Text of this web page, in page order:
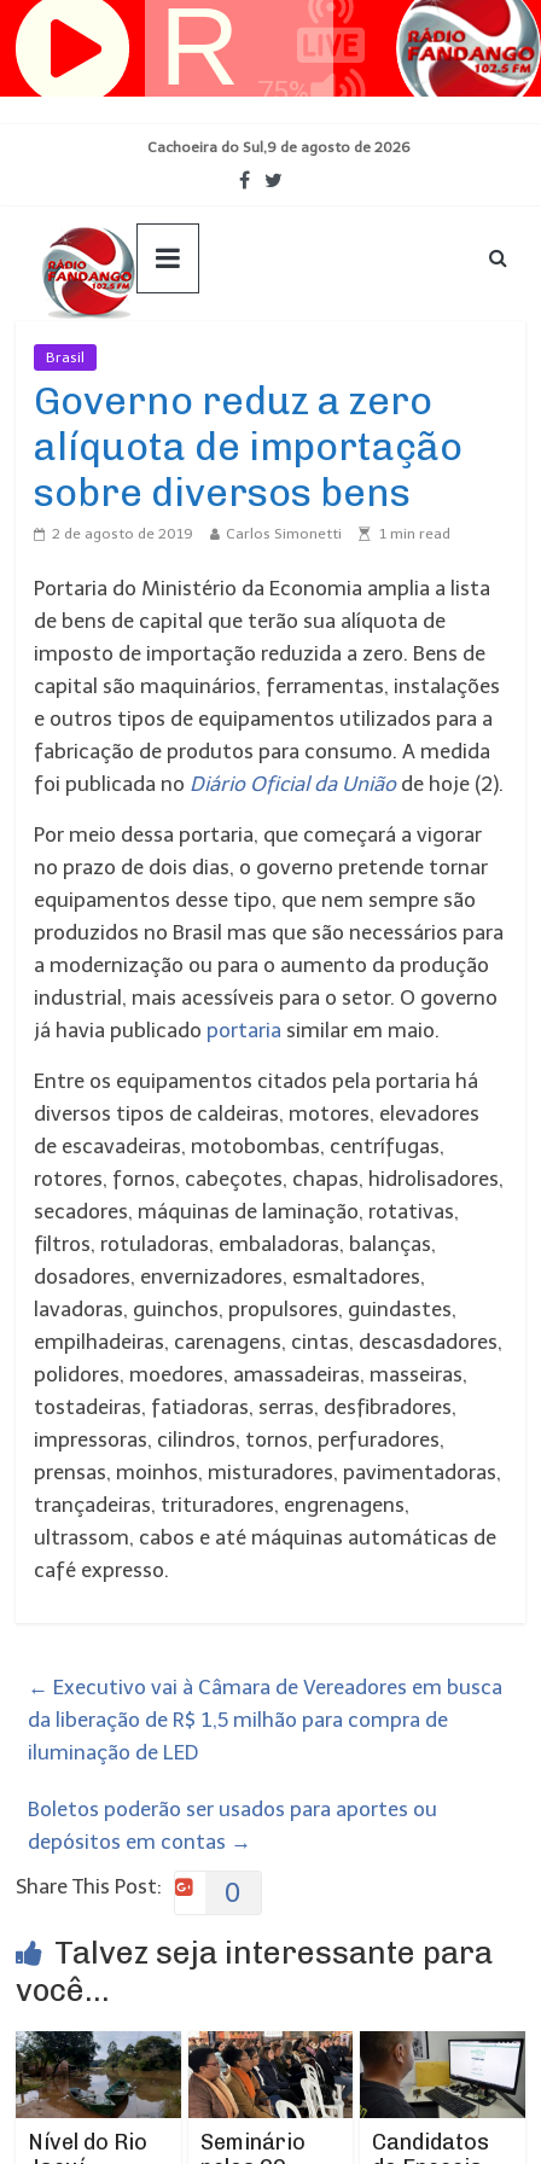
Pular
para
Cachoeira do Sul,9 de agosto de 2026
Brasil
Governo reduz a zero
alíquota de importação
sobre diversos bens
2 de agosto de 2019 Carlos Simonetti 1 min read
Portaria do Ministério da Economia amplia a lista
de bens de capital que terão sua alíquota de
imposto de importação reduzida a zero. Bens de
capital são maquinários, ferramentas, instalações
e outros tipos de equipamentos utilizados para a
fabricação de produtos para consumo. A medida
foi publicada no Diário Oficial da Uniãode hoje (2).
Por meio dessa portaria, que começará a vigorar
no prazo de dois dias, o governo pretende tornar
equipamentos desse tipo, que nem sempre são
produzidos no Brasil mas que são necessários para
a modernização ou para o aumento da produção
industrial, mais acessíveis para o setor. O governo
já havia publicado portaria similar em maio.
Entre os equipamentos citados pela portaria há
diversos tipos de caldeiras, motores, elevadores
de escavadeiras, motobombas, centrífugas,
rotores, fornos, cabeçotes, chapas, hidrolisadores,
secadores, máquinas de laminação, rotativas,
filtros, rotuladoras, embaladoras, balanças,
dosadores, envernizadores, esmaltadores,
lavadoras, guinchos, propulsores, guindastes,
empilhadeiras, carenagens, cintas, descasdadores,
polidores, moedores, amassadeiras, masseiras,
tostadeiras, fatiadoras, serras, desfibradores,
impressoras, cilindros, tornos, perfuradores,
prensas, moinhos, misturadores, pavimentadoras,
trançadeiras, trituradores, engrenagens,
ultrassom, cabos e até máquinas automáticas de
café expresso.
← Executivo vai à Câmara de Vereadores em busca
da liberação de R$ 1,5 milhão para compra de
iluminação de LED
Boletos poderão ser usados para aportes ou
depósitos em contas →
Share This Post:
0
Talvez seja interessante para
você...
Nível do Rio
Seminário
Candidatos